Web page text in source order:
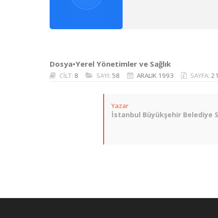
Dosya•Yerel Yönetimler ve Sağlık
CİLT: 8 SAYI: 58 ARALIK 1993 SAYFA:
Yazar
İstanbul Büyükşehir Belediye